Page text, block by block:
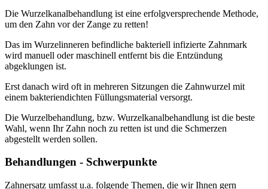
Die Wurzelkanalbehandlung ist eine erfolgversprechende Methode,
um den Zahn vor der Zange zu retten!
Das im Wurzelinneren befindliche bakteriell infizierte Zahnmark
wird manuell oder maschinell entfernt bis die Entzündung
abgeklungen ist.
Erst danach wird oft in mehreren Sitzungen die Zahnwurzel mit
einem bakteriendichten Füllungsmaterial versorgt.
Die Wurzelbehandlung, bzw. Wurzelkanalbehandlung ist die beste
Wahl, wenn Ihr Zahn noch zu retten ist und die Schmerzen
abgestellt werden sollen.
Behandlungen - Schwerpunkte
Zahnersatz umfasst u.a. folgende Themen, die wir Ihnen gern